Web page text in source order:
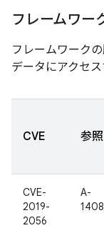
フレームワー
フレームワーク
データにアクセス
CVE 参照
CVE-
2019-
2056
A-